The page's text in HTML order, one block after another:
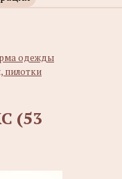
одежды
пилотки
(53